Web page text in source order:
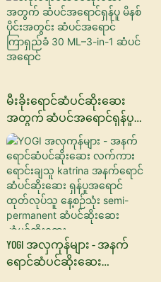
ဆိုးဆေး အမျိုးသား
အမျိုးသမီး ဆံပင်ဆိုးဆေး
အပြီးတိုင် ကြာရှည်ခံ
မီးခိုးရောင်ဆံပင်ဆိုးဆေး
အတွက် ဆံပင်အရောင်ရှန်ပူ
မိနစ်ပိုင်းအတွင်း ဆံပင်
အရောင်ကြာရှည်ခံ 30 ML–3-In-1
ဆံပင်အရောင်
YOGI အလှကုန်များ - အနက်
ရောင်ဆံပင်ဆိုးဆေး